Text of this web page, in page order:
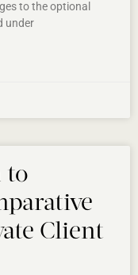
to the optional
under
to
Client